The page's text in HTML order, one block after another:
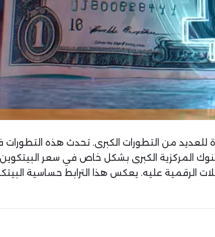
للعديد من التطورات الكبرى. تحدث هذه
المركزية الكبرى بشكل خاص في سعر
الرقمية عليه. يعكس هذا الترابط حساسية